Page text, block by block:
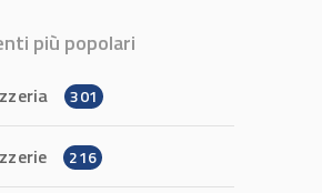
più popolari
301
216